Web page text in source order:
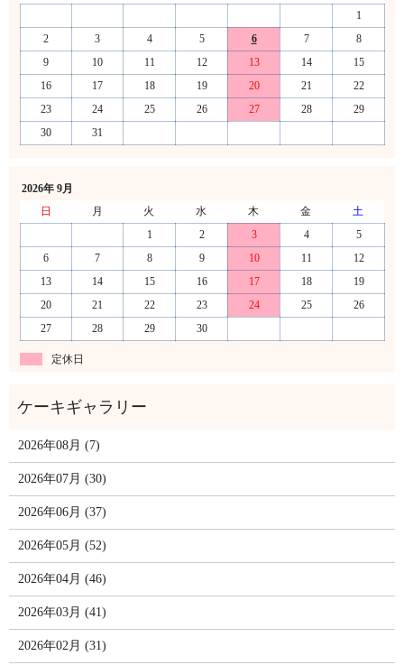
1
2
3 4 5 6 7
8
9
10 11 12 13 14
15
16
17 18 19 20 21
22
23
24 25 26 27 28
29
30
31
2026年 9月
日
月 火 水 木 金
土
1
2 3 4
5
6
7 8 9 10 11
12
13
14 15 16 17 18
19
20
21 22 23 24 25
26
27
28 29 30
定休日
2026年08月 (7)
2026年07月 (30)
2026年06月 (37)
2026年05月 (52)
2026年04月 (46)
2026年03月 (41)
2026年02月 (31)